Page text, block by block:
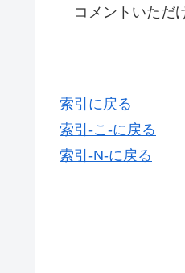
コメントいただ
索引に戻る
索引-こ-に戻る
索引-N-に戻る